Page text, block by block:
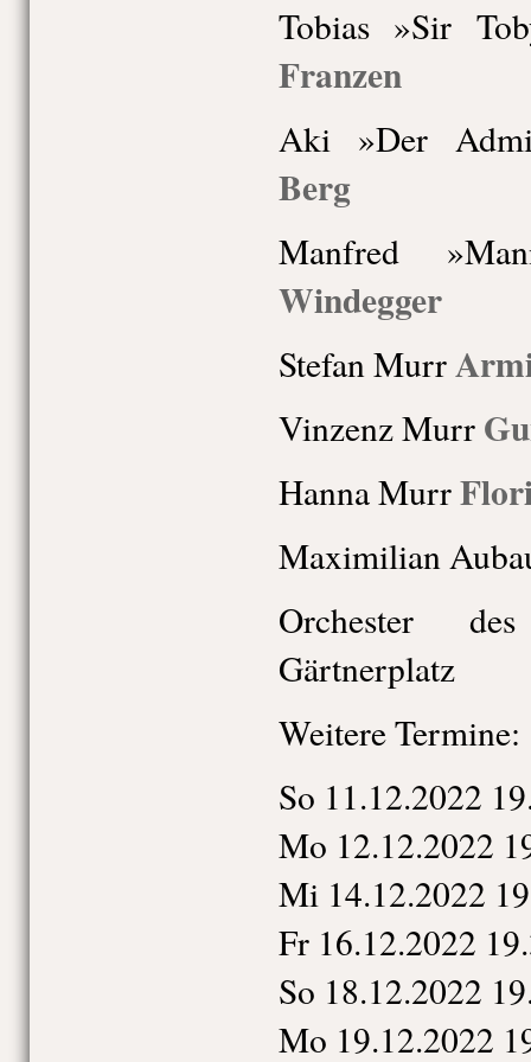
Tobias »Sir
Franzen
Aki »Der
Berg
Manfred
Windegger
Stefan Murr
Vinzenz Murr
Hanna Murr
Maximilian
Orchester
Gärtnerplatz
Weitere Termine:
So 11.12.2022
Mo 12.12.2022
Mi 14.12.2022
Fr 16.12.2022
So 18.12.2022
Mo 19.12.2022